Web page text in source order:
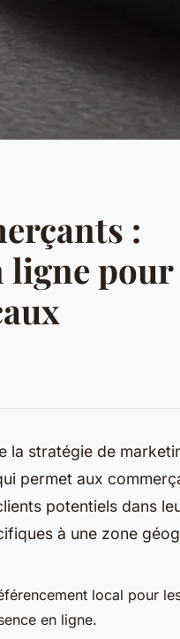
:
ligne pour
la stratégie de
permet aux
potentiels dans
à une zone
local pour
en ligne.